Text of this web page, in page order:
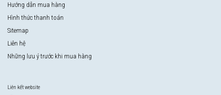
Hướng dẫn mua hàng
Hình thức thanh toán
Sitemap
Liên hệ
Những lưu ý trước khi mua hàng
Liên kết website